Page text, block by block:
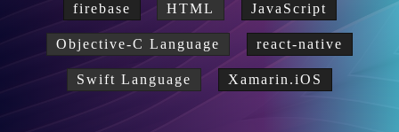
firebase HTML JavaScript
Objective-C Language react-native
Swift Language Xamarin.iOS